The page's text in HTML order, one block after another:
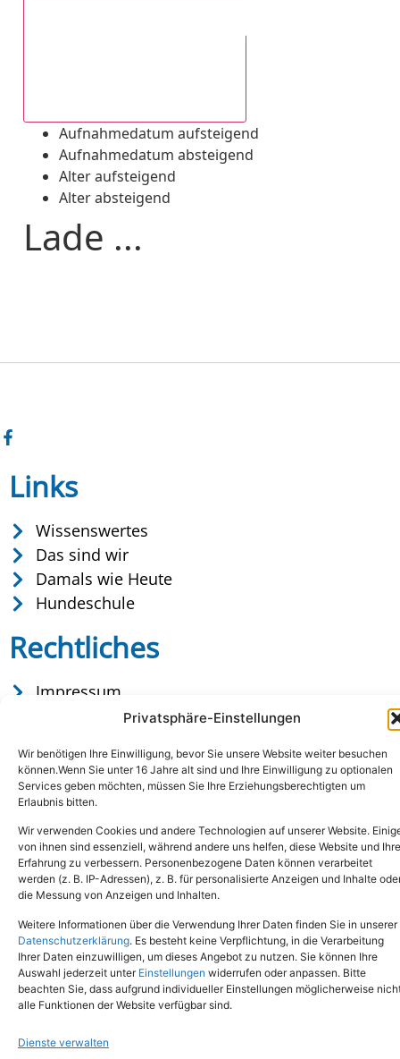
Privatsphäre-Einstellungen
Wir benötigen Ihre Einwilligung, bevor Sie unsere Website weiter besuchen
können.Wenn Sie unter 16 Jahre alt sind und Ihre Einwilligung zu optionalen
Services geben möchten, müssen Sie Ihre Erziehungsberechtigten um
Erlaubnis bitten.
Wir verwenden Cookies und andere Technologien auf unserer Website.
von ihnen sind essenziell, während andere uns helfen, diese Website und Ihre
Erfahrung zu verbessern. Personenbezogene Daten können verarbeitet
werden (z. B. IP-Adressen), z. B. für personalisierte Anzeigen und Inhalte
die Messung von Anzeigen und Inhalten.
Weitere Informationen über die Verwendung Ihrer Daten finden Sie in unserer
Datenschutzerklärung. Es besteht keine Verpflichtung, in die Verarbeitung
Ihrer Daten einzuwilligen, um dieses Angebot zu nutzen. Sie können Ihre
Auswahl jederzeit unter Einstellungen widerrufen oder anpassen. Bitte
beachten Sie, dass aufgrund individueller Einstellungen möglicherweise
alle Funktionen der Website verfügbar sind.
Dienste verwalten
Aufnahmedatum aufsteigend
Aufnahmedatum absteigend
Alter aufsteigend
Alter absteigend
Lade ...
Links
Wissenswertes
Das sind wir
Damals wie Heute
Hundeschule
Rechtliches
Impressum
Datenschutz
Copyright © 2024. Alle Rechte vorbehalten.
Tel.: (02651) - 77438info@tierheim-mayen.de
In der Pluns 1, 56727 Mayen